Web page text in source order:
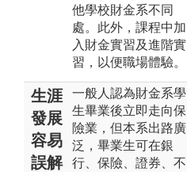
他學校財金系不同
處。此外，課程中加
入財金實習及進階實
習，以便職場體驗。
生涯
發展
容易
誤解
一般人認為財金系學
生畢業後立即走向保
險業，但本系出路廣
泛，畢業生可在銀
行、保險、證券、不